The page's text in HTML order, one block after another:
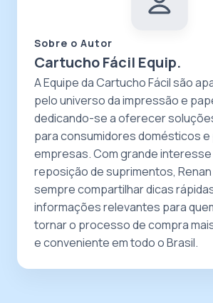
Sobre o Autor
Cartucho Fácil Equip.
A Equipe da Cartucho Fácil são
pelo universo da impressão e
dedicando-se a oferecer
para consumidores domésticos
empresas. Com grande interesse
reposição de suprimentos,
sempre compartilhar dicas
informações relevantes para
tornar o processo de compra
e conveniente em todo o Brasil.